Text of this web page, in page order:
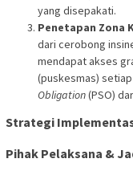
yang disepakati.
Penetapan Zona
dari cerobong
mendapat akses
(puskesmas)
Obligation(PSO)
Strategi
Pihak Pelaksana &